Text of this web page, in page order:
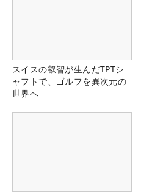
スイスの叡智が生んだTPTシ
ャフトで、ゴルフを異次元の
世界へ